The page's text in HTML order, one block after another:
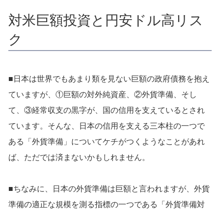
対米巨額投資と円安ドル高リス
ク
■日本は世界でもあまり類を見ない巨額の政府債務を抱え
ていますが、①巨額の対外純資産、②外貨準備、そし
て、③経常収支の黒字が、国の信用を支えているとされ
ています。そんな、日本の信用を支える三本柱の一つで
ある「外貨準備」についてケチがつくようなことがあれ
ば、ただでは済まないかもしれません。
■ちなみに、日本の外貨準備は巨額と言われますが、外貨
準備の適正な規模を測る指標の一つである「外貨準備対